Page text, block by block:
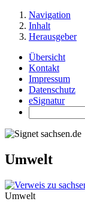
Navigation
Inhalt
Herausgeber
Übersicht
Kontakt
Impressum
Datenschutz
eSignatur
Umwelt
Umwelt